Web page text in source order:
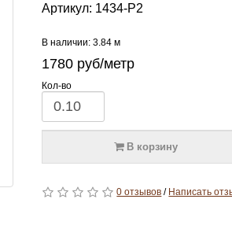
Артикул: 1434-P2
В наличии: 3.84 м
1780 руб/метр
Кол-во
В корзину
0 отзывов / Написать